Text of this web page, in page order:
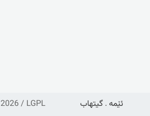
2026 / LGPL ئێمە . گیتهاب